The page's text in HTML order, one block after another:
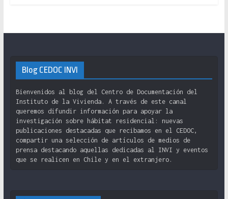
Blog CEDOC INVI
Bienvenidos al blog del Centro de Documentación del
Instituto de la Vivienda. A través de este canal
queremos difundir información para apoyar la
investigación sobre hábitat residencial: nuevas
publicaciones destacadas que recibamos en el CEDOC,
compartir una selección de artículos de medios de
prensa destacando aquellas dedicadas al INVI y eventos
que se realicen en Chile y en el extranjero.